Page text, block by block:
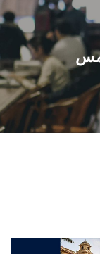
عن الجامعة
القطاعـات
الشئون الأكاديمية
البحث العلمي
الأنظمة الذكية